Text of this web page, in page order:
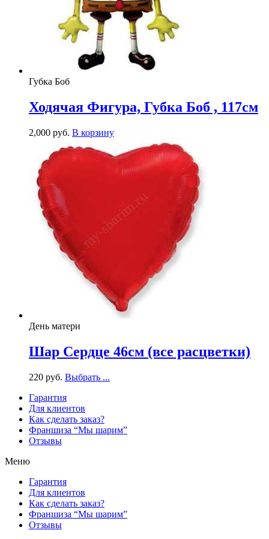
Губка Боб
Ходячая Фигура, Губка Боб , 117см
2,000 руб. В корзину
День матери
Шар Сердце 46см (все расцветки)
220 руб. Выбрать ...
Гарантия
Для клиентов
Как сделать заказ?
Франшиза “Мы шарим”
Отзывы
Меню
Гарантия
Для клиентов
Как сделать заказ?
Франшиза “Мы шарим”
Отзывы